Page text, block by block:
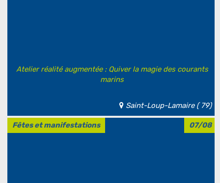
Atelier réalité augmentée : Quiver la magie des courants
marins
Saint-Loup-Lamaire ( 79)
07/08
Fêtes et manifestations